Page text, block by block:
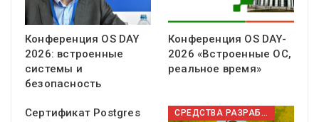
Конференция OS DAY
2026: встроенные
системы и
безопасность
Конференция OS DAY-
2026 «Встроенные ОС,
реальное время»
Сертификат Postgres
СРЕДСТВА РАЗРАБОТКИ ПО